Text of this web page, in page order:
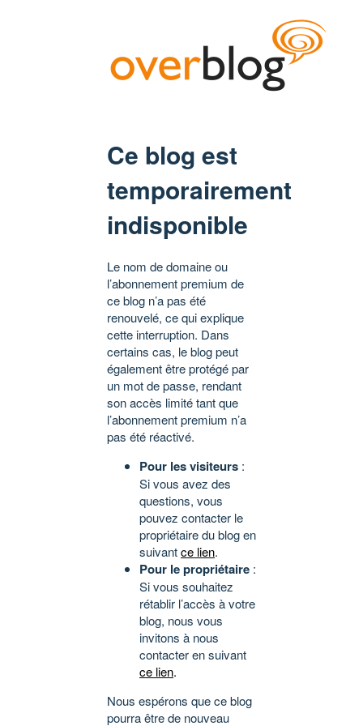
Ce blog est
temporairement
indisponible
Le nom de domaine ou
l’abonnement premium de
ce blog n’a pas été
renouvelé, ce qui explique
cette interruption. Dans
certains cas, le blog peut
également être protégé par
un mot de passe, rendant
son accès limité tant que
l’abonnement premium n’a
pas été réactivé.
Pour les visiteurs :
Si vous avez des
questions, vous
pouvez contacter le
propriétaire du blog en
suivantce lien.
Pour le propriétaire :
Si vous souhaitez
rétablir l’accès à votre
blog, nous vous
invitons à nous
contacter en suivant
ce lien.
Nous espérons que ce blog
pourra être de nouveau